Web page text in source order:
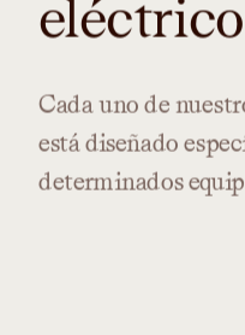
eléctrico
Cadauno de
estádiseñado
determinados